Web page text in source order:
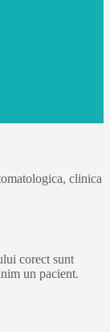
corect sunt
un pacient.